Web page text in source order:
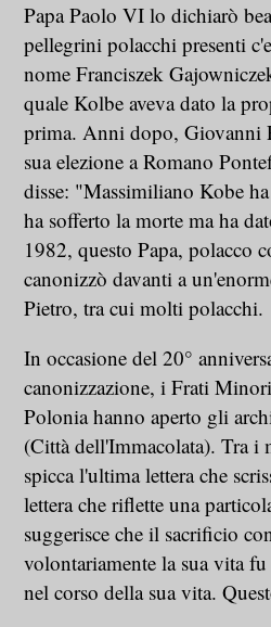
Papa Paolo VI lo dichiarò
pellegrini polacchi presenti
nome Franciszek
quale Kolbe aveva dato la
prima. Anni dopo, Giovanni
sua elezione a Romano
disse: "Massimiliano Kobe
ha sofferto la morte ma ha
1982, questo Papa, polacco
canonizzò davanti a
Pietro, tra cui molti polacchi.
In occasione del 20°
canonizzazione, i Frati
Polonia hanno aperto gli
(Città dell'Immacolata). Tra i
spicca l'ultima lettera che
lettera che riflette una
suggerisce che il sacrificio
volontariamente la sua vita
nel corso della sua vita.